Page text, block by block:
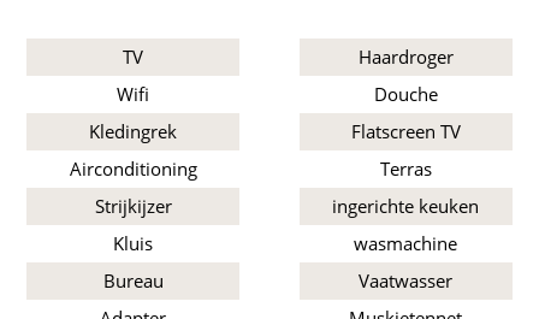
TV
Wifi
Kledingrek
Airconditioning
Strijkijzer
Kluis
Bureau
Haardroger
Douche
Flatscreen TV
Terras
ingerichte keuken
wasmachine
Vaatwasser